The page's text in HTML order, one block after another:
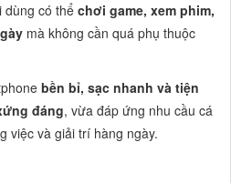
dùng có thểchơi game, xem phim,
mà không cần quá phụ thuộc
bền bỉ, sạc nhanh và tiện
đáng, vừa đáp ứng nhu cầu cá
việc và giải trí hàng ngày.